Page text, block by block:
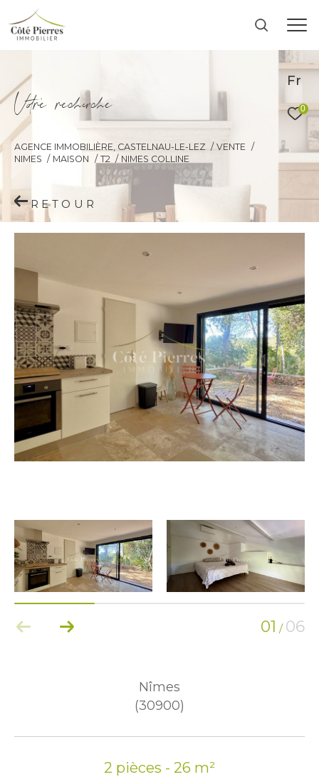
Fr
0
Vore recece
AGENCE IMMOBILIÈRE, CASTELNAU-LE-LEZ
VENTE
NIMES
MAISON T2 NIMES COLLINE
RETOUR
01 / 06
Nîmes
(30900)
2 pièces - 26 m²